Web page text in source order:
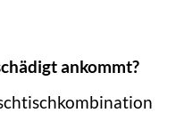
ankommt?